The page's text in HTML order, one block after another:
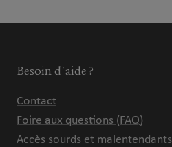
Besoin d'aide ?
Contact
Foire aux questions (FAQ)
Accès sourds et malentendants